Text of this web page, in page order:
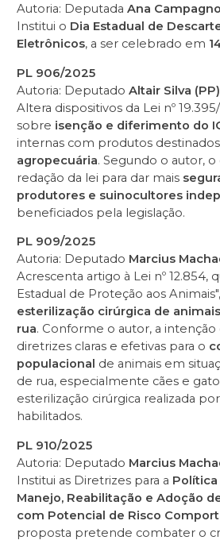
Autoria: Deputada Ana
Institui o Dia Estadual de
Eletrônicos, a ser celebrado em
PL 906/2025
Autoria: Deputado Altair Silva (PP)
Altera dispositivos da Lei nº
sobre isenção e diferimento do
internas com produtos destinados
agropecuária. Segundo o autor,
redação da lei para dar mais
produtores e suinocultores
beneficiados pela legislação.
PL 909/2025
Autoria: Deputado Marcius
Acrescenta artigo à Lei nº 12.854,
Estadual de Proteção aos
esterilização cirúrgica de
rua. Conforme o autor, a
diretrizes claras e efetivas para o
populacional de animais em
de rua, especialmente cães e
esterilização cirúrgica realizada
habilitados.
PL 910/2025
Autoria: Deputado Marcius
Institui as Diretrizes para a Política
Manejo, Reabilitação e Adoção
com Potencial de Risco
proposta pretende combater o